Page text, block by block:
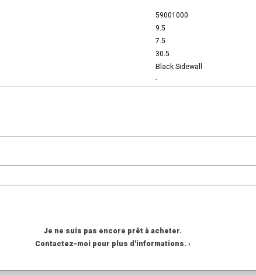
59001000
9.5
7.5
30.5
Black Sidewall
-
Je ne suis pas encore prêt à acheter.
Contactez-moi pour plus d'informations. ›